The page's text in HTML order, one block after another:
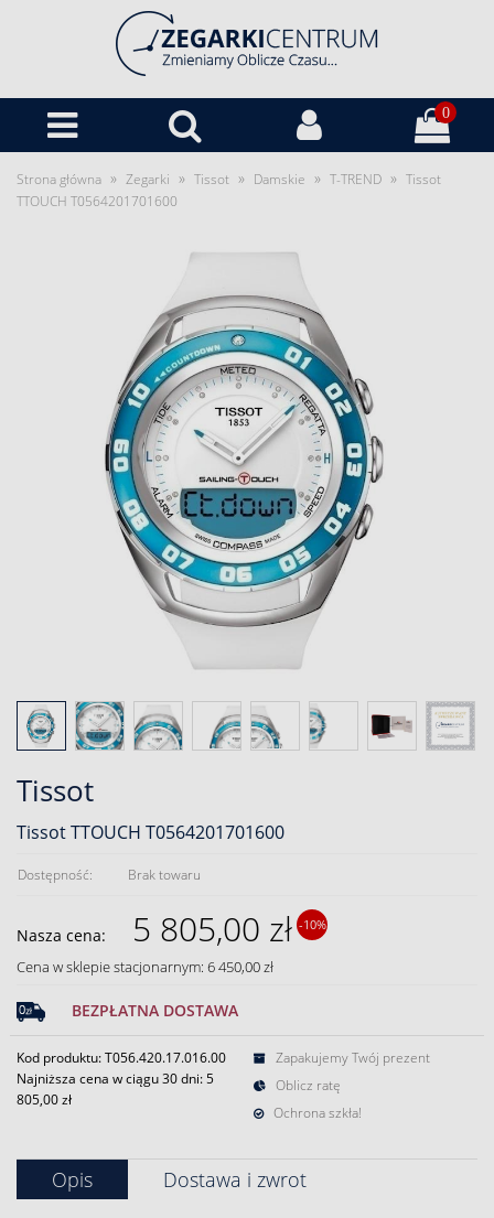
0
Strona główna » Zegarki » Tissot » Damskie » T-TREND » Tissot
TTOUCH T0564201701600
Tissot
Tissot TTOUCH T0564201701600
Dostępność: Brak towaru
Nasza cena: 5 805,00 zł -10%
Cena w sklepie stacjonarnym: 6 450,00 zł
BEZPŁATNA DOSTAWA
Kod produktu: T056.420.17.016.00
Najniższa cena w ciągu 30 dni:5
805,00 zł
Zapakujemy Twój prezent
Oblicz ratę
Ochrona szkła!
Opis Dostawa i zwrot